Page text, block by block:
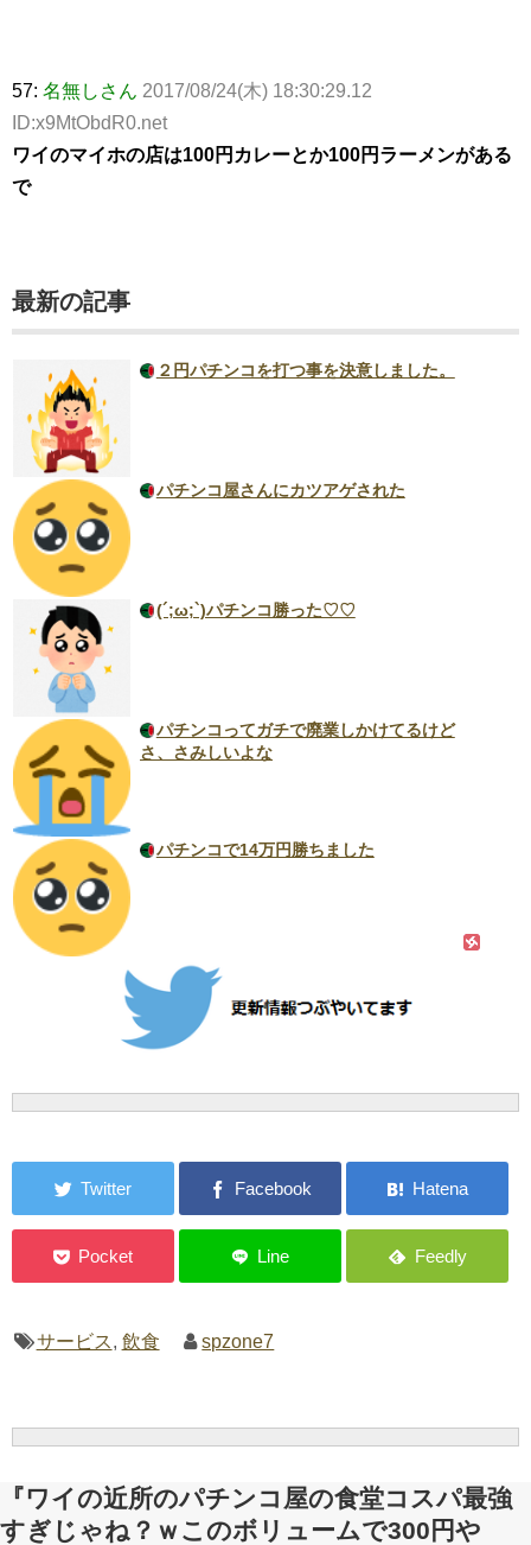
57: 名無しさん 2017/08/24(木) 18:30:29.12
ID:x9MtObdR0.net
ワイのマイホの店は100円カレーとか100円ラーメンがある
で
最新の記事
２円パチンコを打つ事を決意しました。
パチンコ屋さんにカツアゲされた
(´;ω;`)パチンコ勝った♡♡
パチンコってガチで廃業しかけてるけど
さ、さみしいよな
パチンコで14万円勝ちました
サービス, 飲食 spzone7
『ワイの近所のパチンコ屋の食堂コスパ最強
すぎじゃね？ｗこのボリュームで300円や